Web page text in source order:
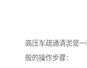
高压车疏通清淤是
般的操作步骤：